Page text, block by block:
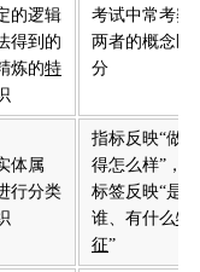
的逻辑
得到的
炼的特
考试中常考察
两者的概念区
分
体属
行分类
指标反映“做
得怎么样”，
标签反映“是
谁、有什么特
征”